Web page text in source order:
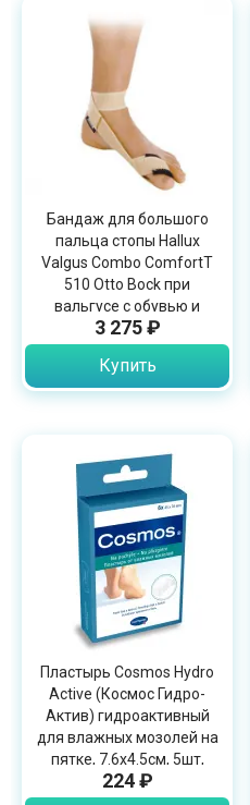
Бандаж для большого
пальца стопы Hallux
Valgus Combo ComfortT
510 Otto Bock при
вальгусе с обувью и
ночью
3 275 ₽
Купить
Пластырь Cosmos Hydro
Active (Космос Гидро-
Актив) гидроактивный
для влажных мозолей на
пятке, 7.6х4.5см, 5шт,
536013
224 ₽